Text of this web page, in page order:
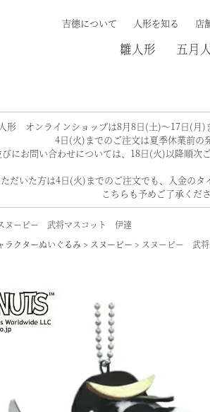
吉德について 人形を知る 店
雛人形 五月
形 オンラインショップは8月8日(土)～17日(月)
4日(火)までのご注文は夏季休業前の
にお問い合わせについては、18日(火)以降順次
だいた方は4日(火)までのご注文でも、入金のタ
こちらも予めご了承くださ
ヌーピー 武将マスコット 伊達
ラクターぬいぐるみ スヌーピー スヌーピー 武